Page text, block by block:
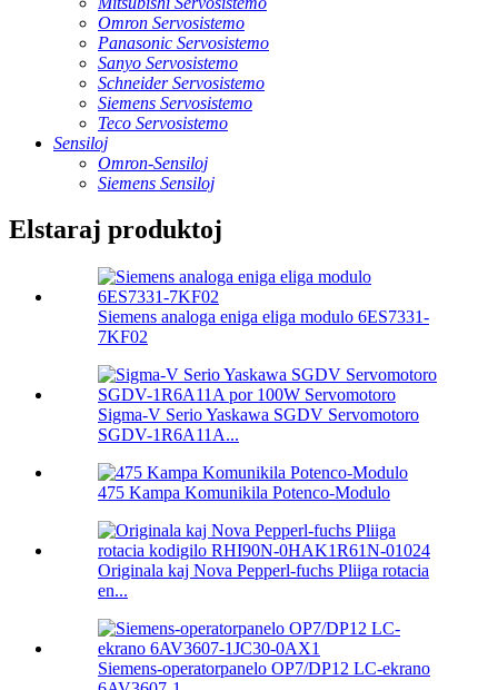
Omron Servosistemo
Panasonic Servosistemo
Sanyo Servosistemo
Schneider Servosistemo
Siemens Servosistemo
Teco Servosistemo
Sensiloj
Omron-Sensiloj
Siemens Sensiloj
Elstaraj produktoj
Siemens analoga eniga eliga modulo 6ES7331-
7KF02
Sigma-V Serio Yaskawa SGDV Servomotoro
SGDV-1R6A11A...
475 Kampa Komunikila Potenco-Modulo
Originala kaj Nova Pepperl-fuchs Pliiga rotacia
en...
Siemens-operatorpanelo OP7/DP12 LC-ekrano